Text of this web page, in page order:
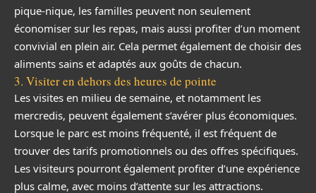
pique-nique, les familles peuvent non seulement
économiser sur les repas, mais aussi profiter d’un moment
convivial en plein air. Cela permet également de choisir des
aliments sains et adaptés aux goûts de chacun.
3. Visiter en dehors des heures de pointe
Les visites en milieu de semaine, et notamment les
mercredis, peuvent également s’avérer plus économiques.
Lorsque le parc est moins fréquenté, il est fréquent de
trouver des tarifs promotionnels ou des offres spécifiques.
Les visiteurs pourront également profiter d’une expérience
plus calme, avec moins d’attente sur les attractions.